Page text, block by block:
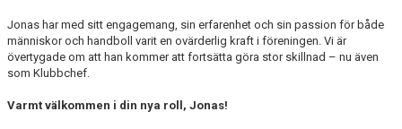
Jonas har med sitt engagemang, sin erfarenhet och sin passion för både
människor och handboll varit en ovärderlig kraft i föreningen. Vi är
övertygade om att han kommer att fortsätta göra stor skillnad – nu även
som Klubbchef.
Varmt välkommen i din nya roll, Jonas!